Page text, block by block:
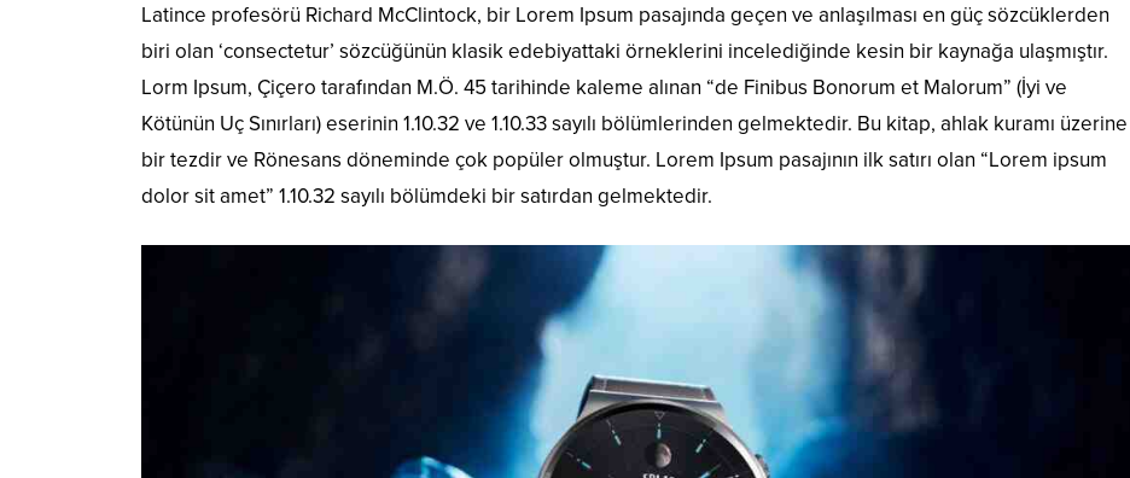
Latince profesörü Richard McClintock, bir Lorem Ipsum pasajında geçen ve anlaşılması en güç sözcüklerden
biri olan ‘consectetur’ sözcüğünün klasik edebiyattaki örneklerini incelediğinde kesin bir kaynağa ulaşmıştır.
Lorm Ipsum, Çiçero tarafından M.Ö. 45 tarihinde kaleme alınan “de Finibus Bonorum et Malorum” (İyi ve
Kötünün Uç Sınırları) eserinin 1.10.32 ve 1.10.33 sayılı bölümlerinden gelmektedir. Bu kitap, ahlak kuramı üzerine
bir tezdir ve Rönesans döneminde çok popüler olmuştur. Lorem Ipsum pasajının ilk satırı olan “Lorem ipsum
dolor sit amet” 1.10.32 sayılı bölümdeki bir satırdan gelmektedir.